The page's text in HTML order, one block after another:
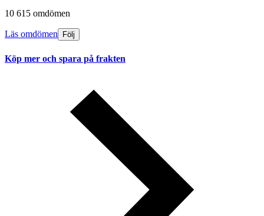
10 615 omdömen
Läs omdömen Följ
Köp mer och spara på frakten